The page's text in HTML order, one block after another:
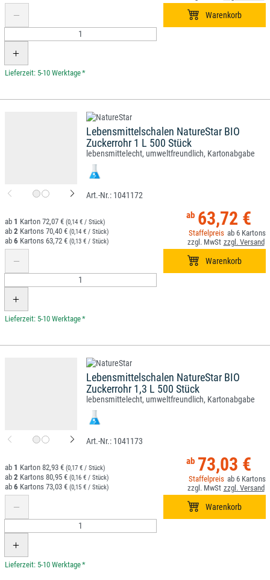
*
Lebensmittelschalen NatureStar BIO
Zuckerrohr 1 L 500 Stück
lebensmittelecht, umweltfreundlich, Kartonabgabe
1041172
63,72 €
6
1 72,07 € (0,14 € / Stück)
2 70,40 € (0,14 € / Stück)
6 63,72 € (0,13 € / Stück)
*
Lebensmittelschalen NatureStar BIO
Zuckerrohr 1,3 L 500 Stück
lebensmittelecht, umweltfreundlich, Kartonabgabe
1041173
73,03 €
6
1 82,93 € (0,17 € / Stück)
2 80,95 € (0,16 € / Stück)
6 73,03 € (0,15 € / Stück)
*